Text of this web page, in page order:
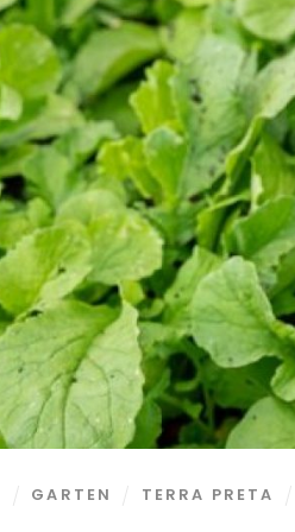
GARTEN TERRA PRETA